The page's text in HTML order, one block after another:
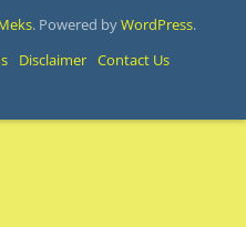
. Powered byWordPress.
Disclaimer Contact Us